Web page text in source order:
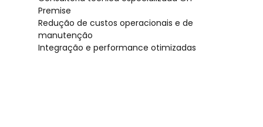
Premise
Redução de custos operacionais e de
manutenção
Integração e performance otimizadas